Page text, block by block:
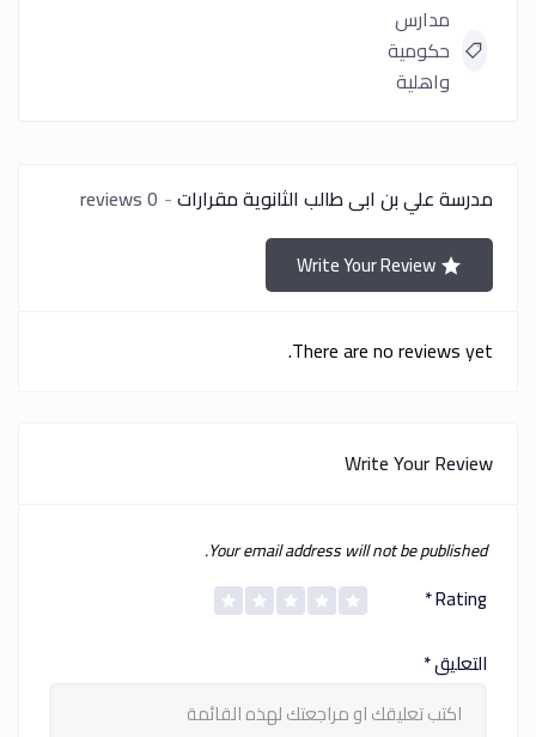
مدارس
حكومية
واهلية
مدرسة علي بن ابى طالب الثانوية مقرارات 0 reviews
Write Your Review
There are no reviews yet.
Write Your Review
Your email address will not be published.
Rating
*
التعليق*